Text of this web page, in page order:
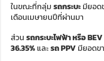
ในขณะที่กลุ่มรถกระบะ มียอ
เดือนเมษายนปีที่ผ่านมา
ส่วนรถกระบะไฟฟ้า หรือ BEV
36.35% และรถ PPV มียอด